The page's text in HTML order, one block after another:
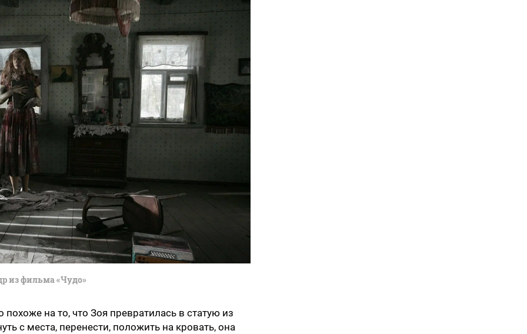
из фильма «Чудо»
похоже на то, что Зоя превратилась в статую из
с места, перенести, положить на кровать, она